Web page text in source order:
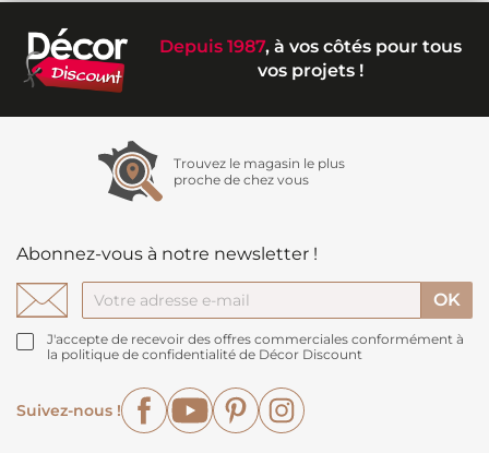
Depuis 1987, à vos côtés pour tous
vos projets !
Trouvez le magasin le plus
proche de chez vous
Abonnez-vous à notre newsletter !
J'accepte de recevoir des offres commerciales conformément à
la politique de confidentialité de Décor Discount
Suivez-nous !
FacebookYouTubePinterest